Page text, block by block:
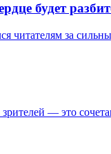
будет
читателям за
— это